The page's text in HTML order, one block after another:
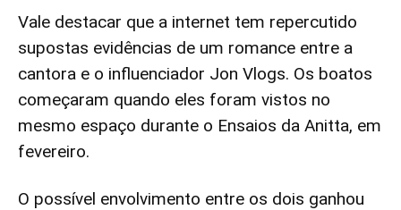
Vale destacar que a internet tem repercutido
supostas evidências de um romance entre a
cantora e o influenciador Jon Vlogs. Os boatos
começaram quando eles foram vistos no
mesmo espaço durante o Ensaios da Anitta, em
fevereiro.
O possível envolvimento entre os dois ganhou